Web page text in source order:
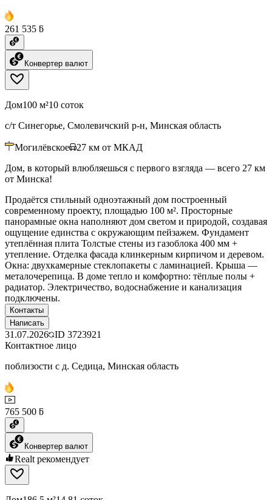
261 535 ƃ
Конвертер валют
Дом100 м²10 соток
с/т Синегорье, Смолевичский р-н, Минская область
Могилёвское 27 км от МКАД
Дом, в который влюбляешься с первого взгляда — всего 27 км
от Минска!
Продаётся стильный одноэтажный дом построенный
современному проекту, площадью 100 м². Просторные
панорамные окна наполняют дом светом и природой, создавая
ощущение единства с окружающим пейзажем. Фундамент
утеплённая плита Толстые стены из газоблока 400 мм +
утепление. Отделка фасада клинкерным кирпичом и деревом.
Окна: двухкамерные стеклопакеты с ламинацией. Крыша —
металочерепица. В доме тепло и комфортно: тёплые полы +
радиатор. Электричество, водоснабжение и канализация
подключены.
Контакты
Написать
31.07.2026 ID 3723921
Контактное лицо
поблизости с д. Седица, Минская область
765 500 ƃ
Конвертер валют
Realt рекомендует